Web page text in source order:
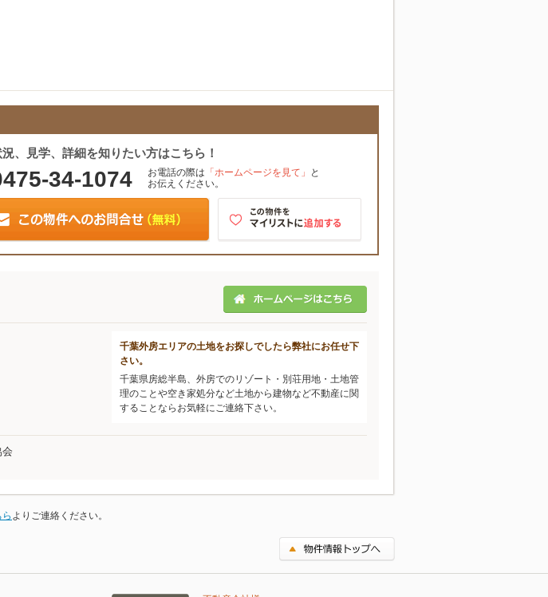
況、見学、詳細を知りたい方はこちら！
34-1074 お電話の際は 「ホームページを見て」
と
お伝えください。
千葉外房エリアの土地をお探しでしたら弊社にお任せ下
さい。
千葉県房総半島、外房でのリゾート・別荘用地・土地管
理のことや空き家処分など土地から建物など不動産に関
することならお気軽にご連絡下さい。
よりご連絡ください。